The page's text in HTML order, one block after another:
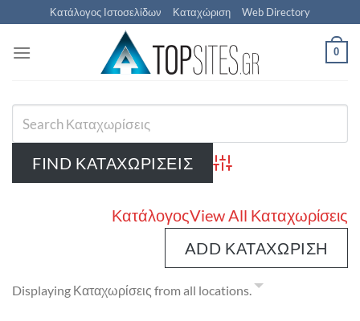
Μετάβαση
στο
περιεχόμενο
Κατάλογος Ιστοσελίδων Καταχώριση Web Directory
0
Advanced Search
ΚατάλογοςView All Καταχωρίσεις
ADD ΚΑΤΑΧΏΡΙΣΗ
Displaying Καταχωρίσεις from all locations.